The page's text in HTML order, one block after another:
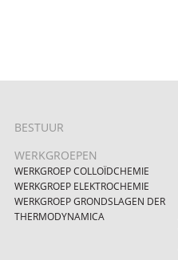
BESTUUR
WERKGROEPEN
WERKGROEP COLLOÏDCHEMIE
WERKGROEP ELEKTROCHEMIE
WERKGROEP GRONDSLAGEN DER
THERMODYNAMICA